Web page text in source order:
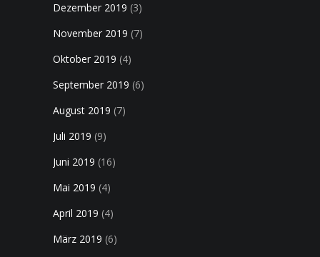
Dezember 2019 (3)
November 2019 (7)
Oktober 2019 (4)
September 2019 (6)
August 2019 (7)
Juli 2019 (9)
Juni 2019 (16)
Mai 2019 (4)
April 2019 (4)
März 2019 (6)